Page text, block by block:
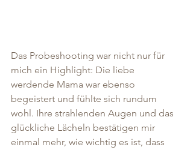
Das Probeshooting war nicht nur für
mich ein Highlight: Die liebe
werdende Mama war ebenso
begeistert und fühlte sich rundum
wohl. Ihre strahlenden Augen und das
glückliche Lächeln bestätigen mir
einmal mehr, wie wichtig es ist, dass